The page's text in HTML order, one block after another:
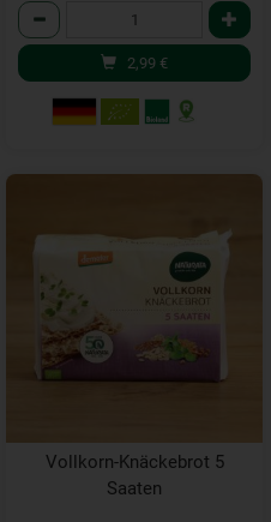
Anzahl
2,99 €
Vollkorn-Knäckebrot 5
Saaten